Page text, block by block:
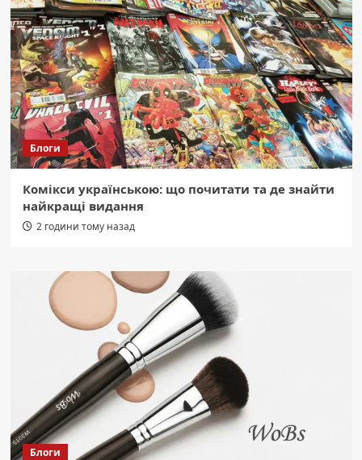
Блоги
Комікси українською: що почитати та де знайти
найкращі видання
2 години тому назад
Блоги